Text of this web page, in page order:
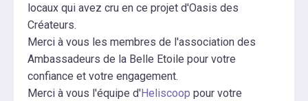
locaux qui avez cru en ce projet d'Oasis des
Créateurs.
Merci à vous les membres de l'association des
Ambassadeurs de la Belle Etoile pour votre
confiance et votre engagement.
Merci à vous l'équipe d'Heliscoop pour votre